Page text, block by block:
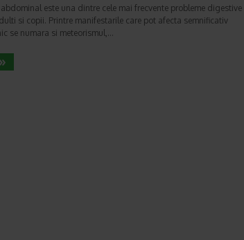
este una dintre cele mai frecvente probleme digestive
si copii. Printre manifestarile care pot afecta semnificativ
se numara si meteorismul,…